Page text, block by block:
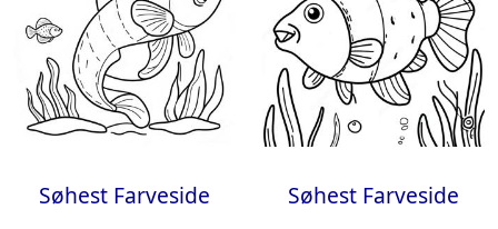
Søhest Farveside Søhest Farveside